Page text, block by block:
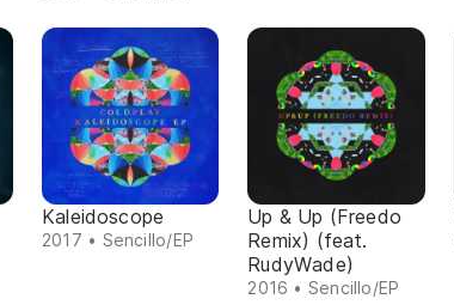
Kaleidoscope
2017 • Sencillo/EP
Up & Up (Freedo
Remix) (feat.
RudyWade)
2016 • Sencillo/EP